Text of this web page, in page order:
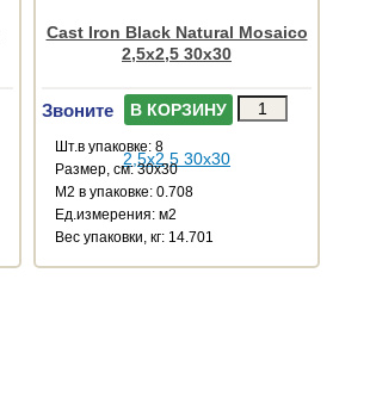
Cast Iron Black Natural Mosaico
2,5x2,5 30x30
Звоните В КОРЗИНУ
Шт.в упаковке: 8
Размер, см: 30x30
М2 в упаковке: 0.708
Ед.измерения: м2
Веc упаковки, кг: 14.701